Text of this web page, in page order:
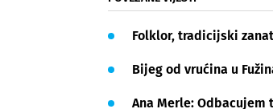
Folklor, tradicijski
Bijeg od vrućina u
Ana Merle: